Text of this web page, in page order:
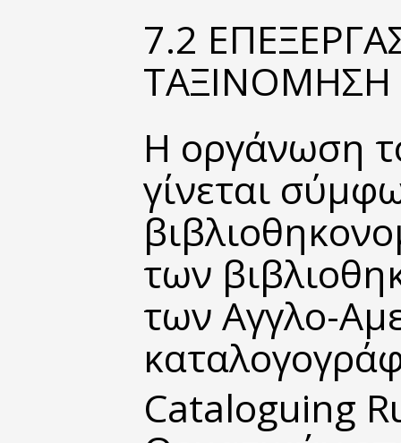
7.2
ΤΑΞΙΝΟΜΗΣΗ
Η οργάνωση
γίνεται
των
των Αγγλο-
Cataloguing